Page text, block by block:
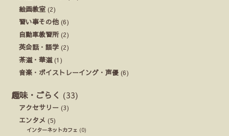
絵画教室 (2)
習い事その他 (6)
自動車教習所(2)
英会話・語学 (2)
茶道・華道(1)
音楽・ボイストレーイング・声優 (6)
趣味・ごらく (33)
アクセサリー (3)
エンタメ (5)
インターネットカフェ (0)